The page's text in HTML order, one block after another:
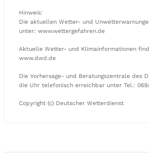
Hinweis:
Die aktuellen Wetter- und
unter: www.wettergefahren.de
Aktuelle Wetter- und Klimainformationen
www.dwd.de
Die Vorhersage- und Beratungszentrale des
die Uhr telefonisch erreichbar unter Tel.:
Copyright (c) Deutscher Wetterdienst